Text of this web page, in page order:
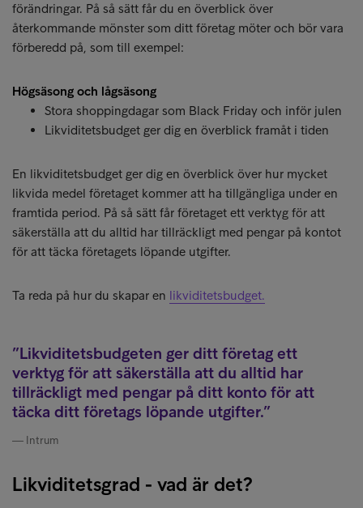
förändringar. På så sätt får du en överblick över
återkommande mönster som ditt företag möter och bör vara
förberedd på, som till exempel:
Högsäsong och lågsäsong
Stora shoppingdagar som Black Friday och inför julen
Likviditetsbudget ger dig en överblick framåt i tiden
En likviditetsbudget ger dig en överblick över hur mycket
likvida medel företaget kommer att ha tillgängliga under en
framtida period. På så sätt får företaget ett verktyg för att
säkerställa att du alltid har tillräckligt med pengar på kontot
för att täcka företagets löpande utgifter.
Ta reda på hur du skapar en likviditetsbudget.
Likviditetsbudgeten ger ditt företag ett
verktyg för att säkerställa att du alltid har
tillräckligt med pengar på ditt konto för att
täcka ditt företags löpande utgifter.
Intrum
Likviditetsgrad - vad är det?